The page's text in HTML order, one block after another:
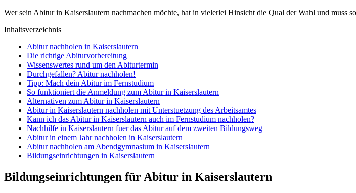
Wer sein Abitur in Kaiserslautern nachmachen möchte, hat in vielerlei Hinsicht die Qual der Wahl und muss
Inhaltsverzeichnis
Abitur nachholen in Kaiserslautern
Die richtige Abiturvorbereitung
Wissenswertes rund um den Abiturtermin
Durchgefallen? Abitur nachholen!
Tipp: Mach dein Abitur im Fernstudium
So funktioniert die Anmeldung zum Abitur in Kaiserslautern
Alternativen zum Abitur in Kaiserslautern
Abitur in Kaiserslautern nachholen mit Unterstuetzung des Arbeitsamtes
Kann ich das Abitur in Kaiserslautern auch im Fernstudium nachholen?
Nachhilfe in Kaiserslautern fuer das Abitur auf dem zweiten Bildungsweg
Abitur in einem Jahr nachholen in Kaiserslautern
Abitur nachholen am Abendgymnasium in Kaiserslautern
Bildungseinrichtungen in Kaiserslautern
Bildungseinrichtungen für Abitur in Kaiserslautern